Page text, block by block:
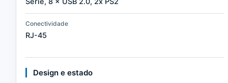
Conectividade
RJ-45
Design e estado